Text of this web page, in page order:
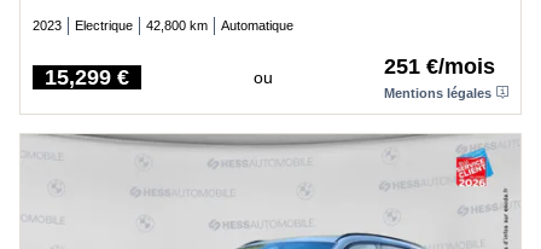
2023 Electrique 42,800 km Automatique
Price
15,299 € ou 251 €/mois
Mentions légales